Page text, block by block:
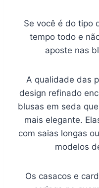
Se você é do tipo
tempo todo e
aposte nas
A qualidade das
design refinado
blusas em seda
mais elegante.
com saias longas
modelos
Os casacos e